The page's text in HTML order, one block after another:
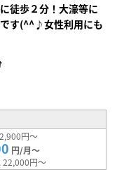
徒歩２分！大濠等に
す(^^♪女性利用にも
円～
円/月～
22,000円～